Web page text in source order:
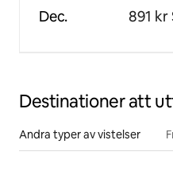
Dec. 891 kr
Destinationer att
Andra typer av vistelser